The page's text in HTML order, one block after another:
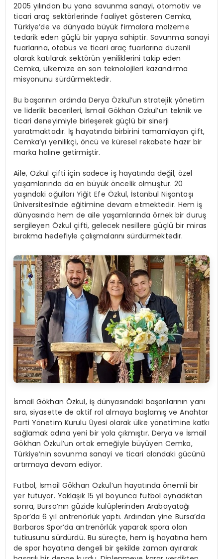
2005 yılından bu yana savunma sanayi, otomotiv ve
ticari araç sektörlerinde faaliyet gösteren Cemka,
Türkiye’de ve dünyada büyük firmalara malzeme
tedarik eden güçlü bir yapıya sahiptir. Savunma sanayi
fuarlarına, otobüs ve ticari araç fuarlarına düzenli
olarak katılarak sektörün yeniliklerini takip eden
Cemka, ülkemize en son teknolojileri kazandırma
misyonunu sürdürmektedir.
Bu başarının ardında Derya Özkul’un stratejik yönetim
ve liderlik becerileri, İsmail Gökhan Özkul’un teknik ve
ticari deneyimiyle birleşerek güçlü bir sinerji
yaratmaktadır. İş hayatında birbirini tamamlayan çift,
Cemka’yı yenilikçi, öncü ve küresel rekabete hazır bir
marka haline getirmiştir.
Aile, Özkul çifti için sadece iş hayatında değil, özel
yaşamlarında da en büyük öncelik olmuştur. 20
yaşındaki oğulları Yiğit Efe Özkul, İstanbul Nişantaşı
Üniversitesi’nde eğitimine devam etmektedir. Hem iş
dünyasında hem de aile yaşamlarında örnek bir duruş
sergileyen Özkul çifti, gelecek nesillere güçlü bir miras
bırakma hedefiyle çalışmalarını sürdürmektedir.
İsmail Gökhan Özkul, iş dünyasındaki başarılarının yanı
sıra, siyasette de aktif rol almaya başlamış ve Anahtar
Parti Yönetim Kurulu Üyesi olarak ülke yönetimine katkı
sağlamak adına yeni bir yola çıkmıştır. Derya ve İsmail
Gökhan Özkul’un ortak emeğiyle büyüyen Cemka,
Türkiye’nin savunma sanayi ve ticari alandaki gücünü
artırmaya devam ediyor.
Futbol, İsmail Gökhan Özkul’un hayatında önemli bir
yer tutuyor. Yaklaşık 15 yıl boyunca futbol oynadıktan
sonra, Bursa’nın güzide kulüplerinden Arabayatağı
Spor’da 6 yıl antrenörlük yaptı. Ardından yine Bursa’da
Barbaros Spor’da antrenörlük yaparak spora olan
tutkusunu sürdürdü. Bu süreçte, hem iş hayatına hem
de spor hayatına dengeli bir şekilde zaman ayırarak